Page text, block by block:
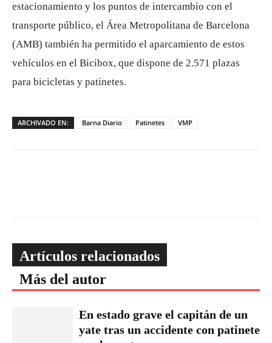
estacionamiento y los puntos de intercambio con el
transporte público, el Área Metropolitana de Barcelona
(AMB) también ha permitido el aparcamiento de estos
vehículos en el Bicibox, que dispone de 2.571 plazas
para bicicletas y patinetes.
ARCHIVADO EN: Barna Diario Patinetes VMP
Artículos relacionados
Más del autor
En estado grave el capitán de un
yate tras un accidente con patinete